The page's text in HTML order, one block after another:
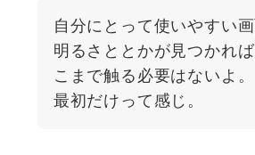
自分にとって使いやすい
明るさととかが見つかれ
こまで触る必要はないよ。
最初だけって感じ。